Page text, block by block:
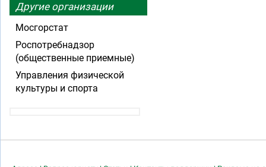
Другие организации
Мосгорстат
Роспотребнадзор
(общественные приемные)
Управления физической
культуры и спорта